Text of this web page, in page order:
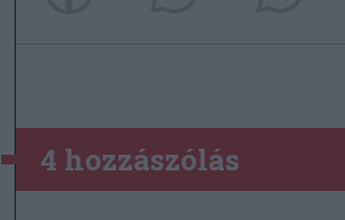
4 hozzászólás